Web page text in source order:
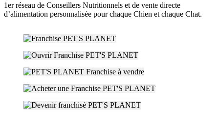
1er réseau de Conseillers Nutritionnels et de vente directe
d’alimentation personnalisée pour chaque Chien et chaque Chat.